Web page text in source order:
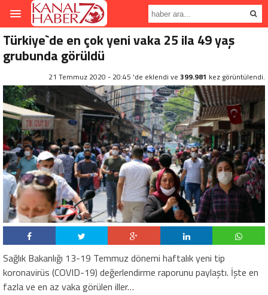
Türkiye`de en çok yeni vaka 25 ila 49 yaş
grubunda görüldü
21 Temmuz 2020 - 20:45 'de eklendi ve 399.981 kez görüntülendi.
Sağlık Bakanlığı 13-19 Temmuz dönemi haftalık yeni tip
koronavirüs (COVID-19) değerlendirme raporunu paylaştı. İşte en
fazla ve en az vaka görülen iller…